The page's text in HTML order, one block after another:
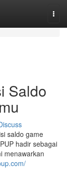
Saldo
saldo game
hadir sebagai
menawarkan